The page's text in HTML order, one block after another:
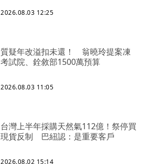
2026.08.03 12:25
質疑年改溢扣未還！ 翁曉玲提案凍
考試院、銓敘部1500萬預算
2026.08.03 11:05
台灣上半年採購天然氣112億！祭停買
現貨反制 巴紐認：是重要客戶
2026.08.02 15:14